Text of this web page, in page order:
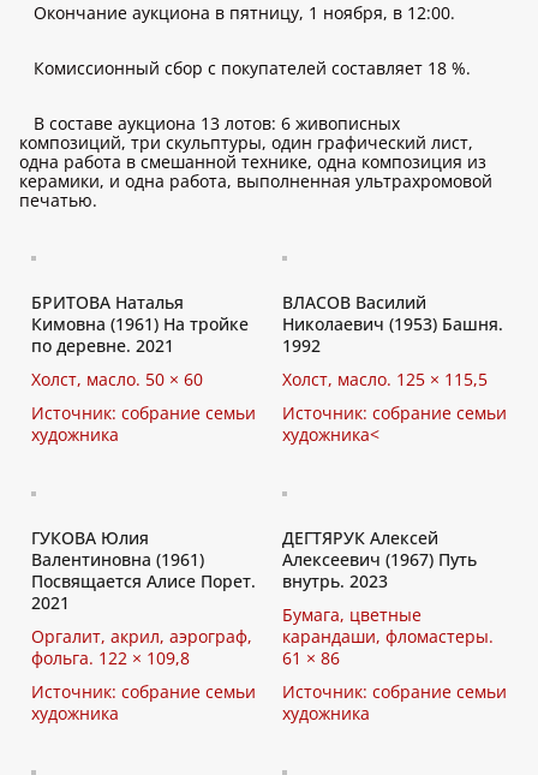
Окончание аукциона в пятницу, 1 ноября, в 12:00.
Комиссионный сбор с покупателей составляет 18 %.
В составе аукциона 13 лотов: 6 живописных
композиций, три скульптуры, один графический лист,
одна работа в смешанной технике, одна композиция из
керамики, и одна работа, выполненная ультрахромовой
печатью.
БРИТОВА Наталья
Кимовна (1961) На тройке
по деревне. 2021
Холст, масло. 50 × 60
Источник: собрание семьи
художника
ВЛАСОВ Василий
Николаевич (1953) Башня.
1992
Холст, масло. 125 × 115,5
Источник: собрание семьи
художника<
ГУКОВА Юлия
Валентиновна (1961)
Посвящается Алисе Порет.
2021
Оргалит, акрил, аэрограф,
фольга. 122 × 109,8
Источник: собрание семьи
художника
ДЕГТЯРУК Алексей
Алексеевич (1967) Путь
внутрь. 2023
Бумага, цветные
карандаши, фломастеры.
61 × 86
Источник: собрание семьи
художника